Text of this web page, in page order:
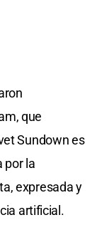
que
Sundown es
por la
expresada y
artificial.